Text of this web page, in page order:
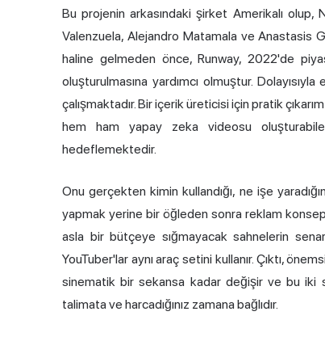
Bu projenin arkasındaki şirket Amerikalı olup,
Valenzuela, Alejandro Matamala ve Anastasis
haline gelmeden önce, Runway, 2022'de
oluşturulmasına yardımcı olmuştur.
çalışmaktadır. Biriçerik üreticisi için pratik
hem ham yapay zeka videosu
hedeflemektedir.
Onu gerçekten kimin kullandığı, ne işe
yapmak yerine bir öğleden sonra reklam
asla bir bütçeye sığmayacak sahnelerin
YouTuber'lar aynı araç setini kullanır. Çıktı,
sinematik bir sekansa kadar değişir ve bu iki
talimata ve harcadığınız zamana bağlıdır.